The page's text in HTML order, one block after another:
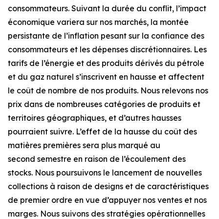
consommateurs. Suivant la durée du conflit, l’impact
économique variera sur nos marchés, la montée
persistante de l’inflation pesant sur la confiance des
consommateurs et les dépenses discrétionnaires. Les
tarifs de l’énergie et des produits dérivés du pétrole
et du gaz naturel s’inscrivent en hausse et affectent
le coût de nombre de nos produits. Nous relevons nos
prix dans de nombreuses catégories de produits et
territoires géographiques, et d’autres hausses
pourraient suivre. L’effet de la hausse du coût des
matières premières sera plus marqué au
second semestre en raison de l’écoulement des
stocks. Nous poursuivons le lancement de nouvelles
collections à raison de designs et de caractéristiques
de premier ordre en vue d’appuyer nos ventes et nos
marges. Nous suivons des stratégies opérationnelles